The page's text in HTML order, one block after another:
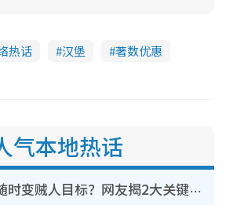
热话 汉堡
著数优惠
气本地热话
装修拆铁闸随时变贼人目标？网友揭2大关键用途：装新款等于白装？附新旧铁闸分别